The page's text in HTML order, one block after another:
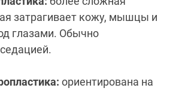
затрагивает кожу, мышцы и
глазами. Обычно
ориентирована на